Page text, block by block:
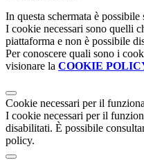
In questa schermata è
I cookie necessari sono quelli
piattaforma e non è possibile
Per conoscere quali sono i
visionare la COOKIE
Cookie necessari per il
I cookie necessari per il
disabilitati. È possibile
policy.